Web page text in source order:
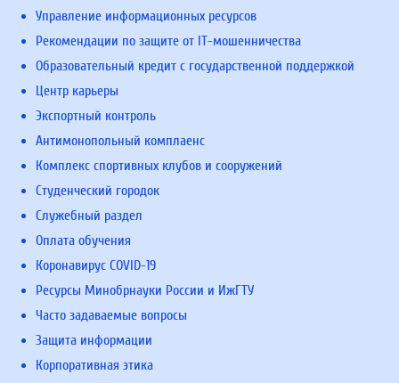
Управление информационных ресурсов
Рекомендации по защите от IT-мошенничества
Образовательный кредит с государственной поддержкой
Центр карьеры
Экспортный контроль
Антимонопольный комплаенс
Комплекс спортивных клубов и сооружений
Студенческий городок
Служебный раздел
Оплата обучения
Коронавирус COVID-19
Ресурсы Минобрнауки России и ИжГТУ
Часто задаваемые вопросы
Защита информации
Корпоративная этика